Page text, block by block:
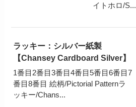
イトホロ/S...
ラッキー：シルバー紙製
【Chansey Cardboard Silver】
1番目2番目3番目4番目5番目6番目7
番目8番目 絵柄/Pictorial Patternラ
ッキー/Chans...